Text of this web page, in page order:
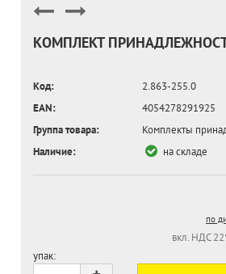
КОМПЛЕКТ
Код:
2.863-255.0
EAN:
4054278291925
Группа товара:
Комплекты
Наличие:
на складе
по
вкл. НДС
упак: